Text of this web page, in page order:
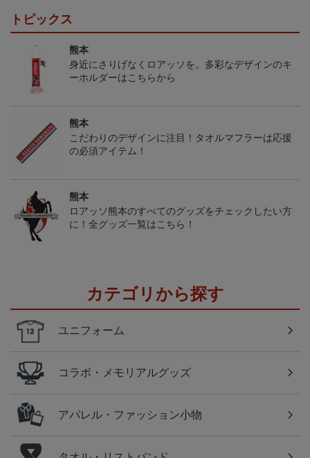
トピックス
熊本
身近にさりげなくロアッソを。多彩なデザインのキ
ーホルダーはこちらから
熊本
こだわりのデザインに注目！タオルマフラーは応援
の必須アイテム！
熊本
ロアッソ熊本のすべてのグッズをチェックしたい方
に！全グッズ一覧はこちら！
カテゴリから探す
ユニフォーム
コラボ・メモリアルグッズ
アパレル・ファッション小物